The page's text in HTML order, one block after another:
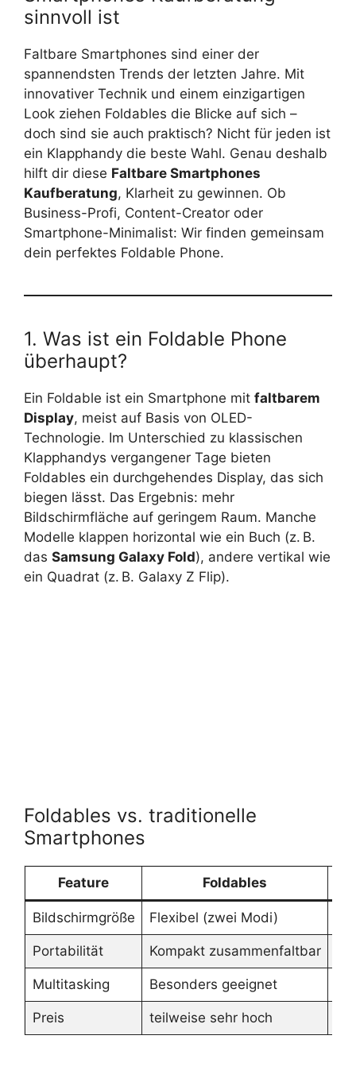
sinnvoll ist
Faltbare Smartphones sind einer der
spannendsten Trends der letzten Jahre. Mit
innovativer Technik und einem einzigartigen
Look ziehen Foldables die Blicke auf sich –
doch sind sie auch praktisch? Nicht für jeden ist
ein Klapphandy die beste Wahl. Genau deshalb
hilft dir diese Faltbare Smartphones
Kaufberatung, Klarheit zu gewinnen. Ob
Business-Profi, Content-Creator oder
Smartphone-Minimalist: Wir finden gemeinsam
dein perfektes Foldable Phone.
1. Was ist ein Foldable Phone
überhaupt?
Ein Foldable ist ein Smartphone mit faltbarem
Display, meist auf Basis von OLED-
Technologie. Im Unterschied zu klassischen
Klapphandys vergangener Tage bieten
Foldables ein durchgehendes Display, das sich
biegen lässt. Das Ergebnis: mehr
Bildschirmfläche auf geringem Raum. Manche
Modelle klappen horizontal wie ein Buch (z. B.
das Samsung Galaxy Fold), andere vertikal wie
ein Quadrat (z. B. Galaxy Z Flip).
Foldables vs. traditionelle
Smartphones
Feature Foldables
Bildschirmgröße Flexibel (zwei Modi)
Portabilität Kompakt zusammenfaltbar
Multitasking Besonders geeignet
Preis teilweise sehr hoch